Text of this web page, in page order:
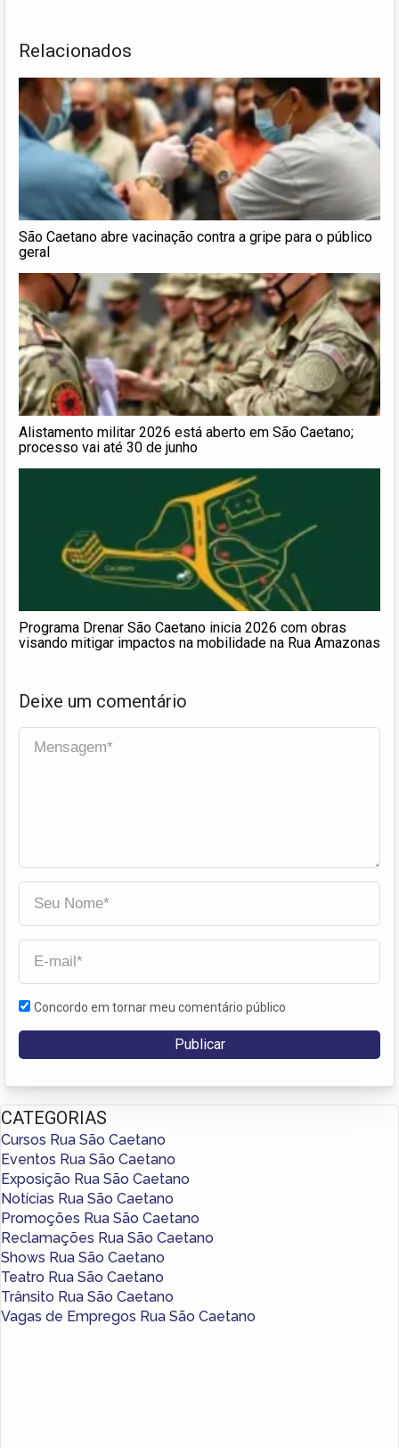
Relacionados
São Caetano abre vacinação contra a gripe para o público
geral
Alistamento militar 2026 está aberto em São Caetano;
processo vai até 30 de junho
Programa Drenar São Caetano inicia 2026 com obras
visando mitigar impactos na mobilidade na Rua Amazonas
Deixe um comentário
Concordo em tornar meu comentário público
CATEGORIAS
Cursos Rua São Caetano
Eventos Rua São Caetano
Exposição Rua São Caetano
Notícias Rua São Caetano
Promoções Rua São Caetano
Reclamações Rua São Caetano
Shows Rua São Caetano
Teatro Rua São Caetano
Trânsito Rua São Caetano
Vagas de Empregos Rua São Caetano